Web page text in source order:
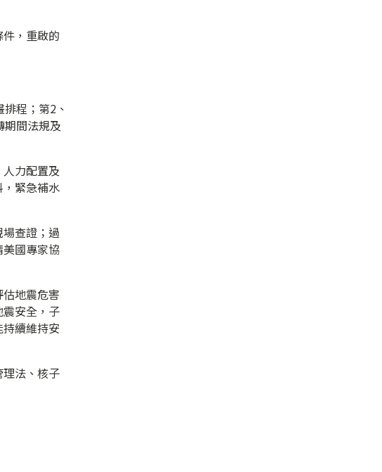
，重啟的
程；第2、
期間法規及
力配置及
緊急補水
查證；過
國專家協
地震危害
安全，子
續維持安
法、核子